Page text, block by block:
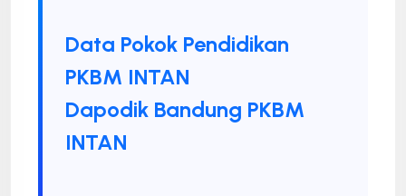
Data Pokok Pendidikan
PKBM INTAN
Dapodik Bandung PKBM
INTAN